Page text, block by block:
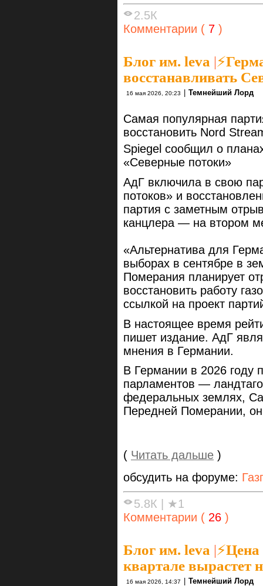
2.5К
Комментарии ( 7 )
Блог им. leva |
восстанавливать
16 мая 2026, 20:23 Темнейший Лорд
Самая популярная
восстановить Nord
Spiegel сообщил о
«Северные потоки»
АдГ включила в свою
потоков» и
партия с заметным
канцлера — на втором
«Альтернатива для
выборах в сентябре в
Померания планирует
восстановить работу
ссылкой на проект
В настоящее время
пишет издание. АдГ
мнения в Германии.
В Германии в 2026 году
парламентов —
федеральных землях,
Передней Померании,
( Читать дальше )
обсудить на форуме:
5.8К
★1
Комментарии ( 26 )
Блог им. leva |
квартале вырастет
16 мая 2026, 14:37 Темнейший Лорд